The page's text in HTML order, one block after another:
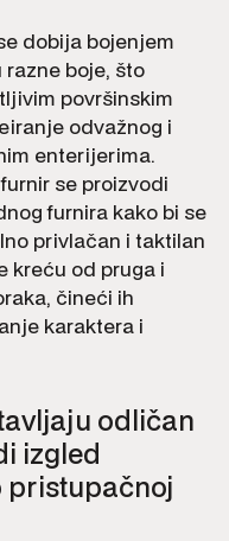
dobija bojenjem
boje, što
površinskim
odvažnog i
enterijerima.
se proizvodi
furnira kako bi se
privlačan i taktilan
kreću od pruga i
čineći ih
karaktera i
odličan
izgled